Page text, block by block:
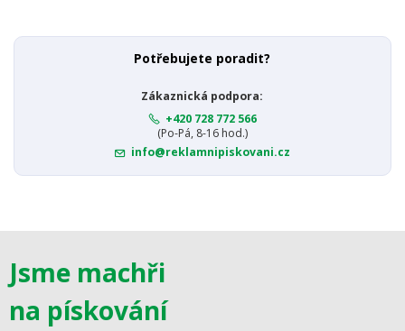
Potřebujete poradit?
Zákaznická podpora:
+420 728 772 566
(Po-Pá, 8-16 hod.)
info@reklamnipiskovani.cz
Jsme machři
na pískování